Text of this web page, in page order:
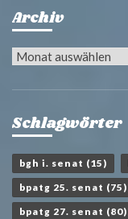
Archiv
Archiv
Schlagwörter
bgh i. senat (15)
bpatg 25. senat (75)
bpatg 27. senat (80)